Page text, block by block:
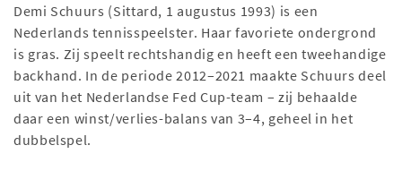
Demi Schuurs (Sittard, 1 augustus 1993) is een
Nederlands tennisspeelster. Haar favoriete ondergrond
is gras. Zij speelt rechtshandig en heeft een tweehandige
backhand. In de periode 2012–2021 maakte Schuurs deel
uit van het Nederlandse Fed Cup-team – zij behaalde
daar een winst/verlies-balans van 3–4, geheel in het
dubbelspel.